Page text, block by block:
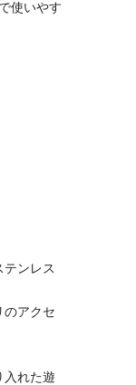
使いやす
ンレス
のアクセ
入れた遊